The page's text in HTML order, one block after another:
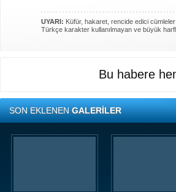
UYARI: Küfür, hakaret, rencide edici
Türkçe karakter kullanılmayan ve büyük
Bu habere
SON EKLENENGALERİLER